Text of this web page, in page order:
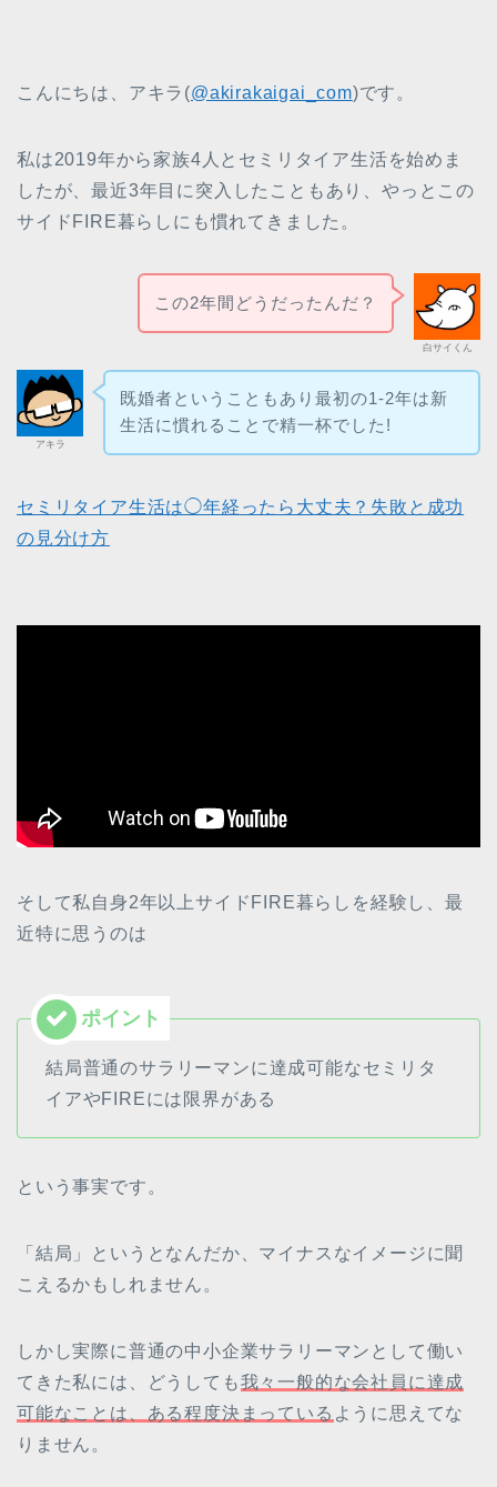
こんにちは、アキラ(@akirakaigai_com)です。
私は2019年から家族4人とセミリタイア生活を始めま
したが、最近3年目に突入したこともあり、やっとこの
サイドFIRE暮らしにも慣れてきました。
白サイくん
この2年間どうだったんだ？
アキラ
既婚者ということもあり最初の1-2年は新
生活に慣れることで精一杯でした!
セミリタイア生活は◯年経ったら大丈夫？失敗と成功
の見分け方
そして私自身2年以上サイドFIRE暮らしを経験し、最
近特に思うのは
結局普通のサラリーマンに達成可能なセミリタ
イアやFIREには限界がある
という事実です。
「結局」というとなんだか、マイナスなイメージに聞
こえるかもしれません。
しかし実際に普通の中小企業サラリーマンとして働い
てきた私には、どうしても我々一般的な会社員に達成
可能なことは、ある程度決まっている ように思えてな
りません。